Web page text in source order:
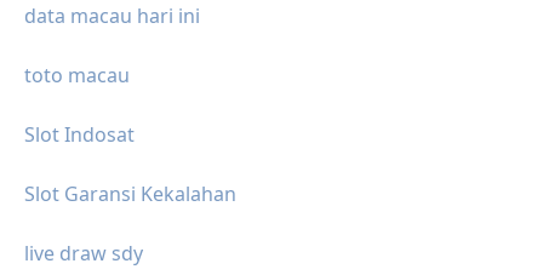
data macau hari ini
toto macau
Slot Indosat
Slot Garansi Kekalahan
live draw sdy